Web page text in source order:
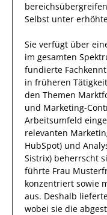
Selbst unter
Sie verfügt über
im gesamten
fundierte
in früheren
den Themen
und Marketing-
Arbeitsumfeld
relevanten
HubSpot) und
Sistrix) beherrscht
führte Frau
konzentriert sowie
aus. Deshalb
wobei sie die